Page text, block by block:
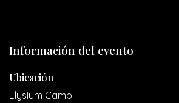
Información del evento
Ubicación
Elysium Camp